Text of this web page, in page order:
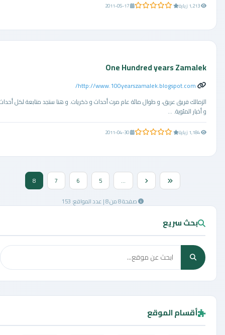
0.0 من 5 نجوم 2011-05-17
One Hundred years Zamalek
http://www.100yearszamalek.blogspot.com/
الزمالك فريق عريق، و طوال مائة عام مرت أحداث و ذكريات. و هنا ستجد متابعة لكل أحداث
و أخبار المئوية. ...
0.0 من 5 نجوم 2011-04-30
صفحة 8 من 8 | عدد المواقع: 153
بحث سريع
أقسام الموقع